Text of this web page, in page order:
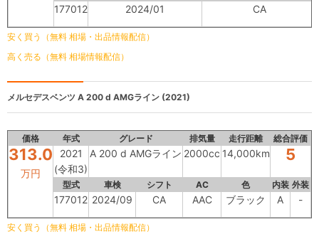
177012 2024/01 CA
安く買う（無料 相場・出品情報配信）
高く売る（無料 相場情報配信）
メルセデスベンツ A 200 d AMGライン (2021)
価格 年式 グレード 排気量 走行距離 総合評価
313.0
万円
2021
(令和3)
A 200 d AMGライン 2000cc 14,000km 5
型式 車検 シフト AC 色 内装 外装
177012 2024/09 CA AAC ブラック A -
安く買う（無料 相場・出品情報配信）